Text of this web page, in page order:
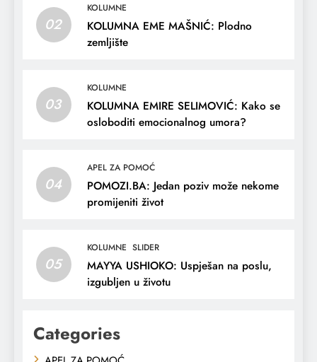
02
KOLUMNE
KOLUMNA EME MAŠNIĆ: Plodno
zemljište
03
KOLUMNE
KOLUMNA EMIRE SELIMOVIĆ: Kako se
osloboditi emocionalnog umora?
04
APEL ZA POMOĆ
POMOZI.BA: Jedan poziv može nekome
promijeniti život
05
KOLUMNE SLIDER
MAYYA USHIOKO: Uspješan na poslu,
izgubljen u životu
Categories